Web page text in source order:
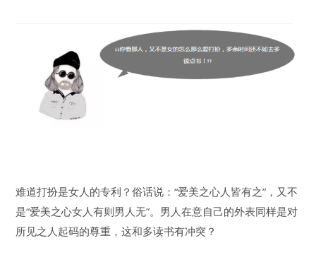
难道打扮是女人的专利？俗话说：“爱美之心人皆有之”，又不
是“爱美之心女人有则男人无”。男人在意自己的外表同样是对
所见之人起码的尊重，这和多读书有冲突？